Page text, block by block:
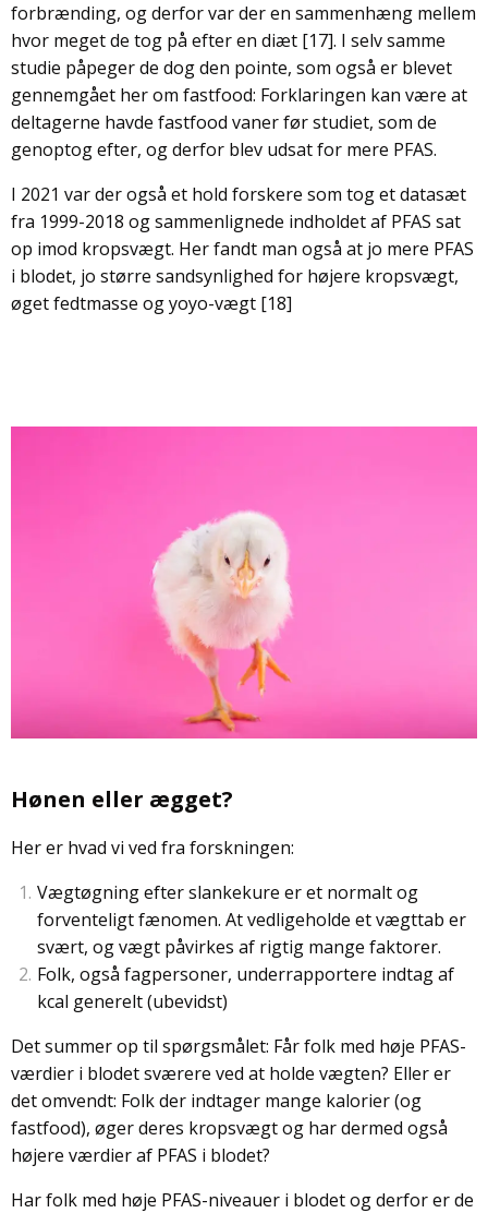
forbrænding, og derfor var der en sammenhæng mellem
hvor meget de tog på efter en diæt [17]. I selv samme
studie påpeger de dog den pointe, som også er blevet
gennemgået her om fastfood: Forklaringen kan være at
deltagerne havde fastfood vaner før studiet, som de
genoptog efter, og derfor blev udsat for mere PFAS.
I 2021 var der også et hold forskere som tog et datasæt
fra 1999-2018 og sammenlignede indholdet af PFAS sat
op imod kropsvægt. Her fandt man også at jo mere PFAS
i blodet, jo større sandsynlighed for højere kropsvægt,
øget fedtmasse og yoyo-vægt [18]
Hønen eller ægget?
Her er hvad vi ved fra forskningen:
Vægtøgning efter slankekure er et normalt og
forventeligt fænomen. At vedligeholde et vægttab er
svært, og vægt påvirkes af rigtig mange faktorer.
Folk, også fagpersoner, underrapportere indtag af
kcal generelt (ubevidst)
Det summer op til spørgsmålet: Får folk med høje PFAS-
værdier i blodet sværere ved at holde vægten? Eller er
det omvendt: Folk der indtager mange kalorier (og
fastfood), øger deres kropsvægt og har dermed også
højere værdier af PFAS i blodet?
Har folk med høje PFAS-niveauer i blodet og derfor er de